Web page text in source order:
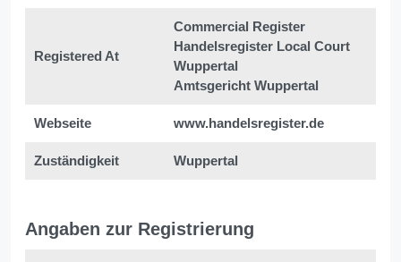
Registered At
Commercial Register
Handelsregister Local Court
Wuppertal
Amtsgericht Wuppertal
Webseite www.handelsregister.de
Zuständigkeit Wuppertal
Angaben zur Registrierung